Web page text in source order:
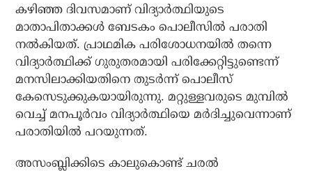
കഴിഞ്ഞ ദിവസമാണ് വിദ്യാര്‍ത്ഥിയുടെ
മാതാപിതാക്കള്‍ ബേടകം പൊലീസില്‍ പരാതി
നല്‍കിയത്. പ്രാഥമിക പരിശോധനയില്‍ തന്നെ
വിദ്യാര്‍ത്ഥിക്ക് ഗുരുതരമായി പരിക്കേറ്റിട്ടുണ്ടെന്ന്
മനസിലാക്കിയതിനെ തുടര്‍ന്ന് പൊലീസ്
കേസെടുക്കുകയായിരുന്നു. മറ്റുള്ളവരുടെ മുമ്പില്‍
വെച്ച് മനപൂര്‍വം വിദ്യാര്‍ത്ഥിയെ മര്‍ദിച്ചുവെന്നാണ്
പരാതിയില്‍ പറയുന്നത്.
അസംബ്ലിക്കിടെ കാലുകൊണ്ട് ചരല്‍